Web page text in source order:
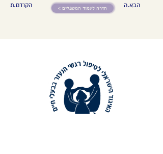
הקודם.ת < חזרה לעמוד המטפלים הבא.ה